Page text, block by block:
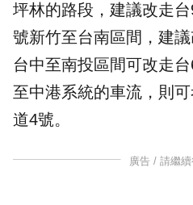
坪林的路段，建議改走
號新竹至台南區間，建
台中至南投區間可改走
至中港系統的車流，則
道4號。
廣告 / 請繼